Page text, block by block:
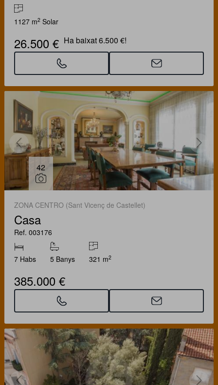
1127 m2 Solar
26.500 € Ha baixat 6.500 €!
42
ZONA CENTRO (Sant Vicenç de Castellet)
Casa
Ref. 003176
7 Habs 5 Banys 321 m2
385.000 €